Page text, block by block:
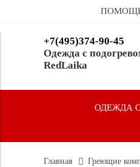
+7(495)374-90-45
Одежда с
RedLaika
ОДЕЖДА
Главная Греющие